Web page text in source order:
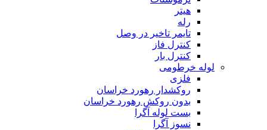
هیتر
رله
تایمر تاخیر در وصل
کنترل فاز
کنترل بار
لوله خرطومی
فلزی
روکشدار رهورد خراسان
بدون روکش رهورد خراسان
بست لوله آگرا
نسوز آگرا